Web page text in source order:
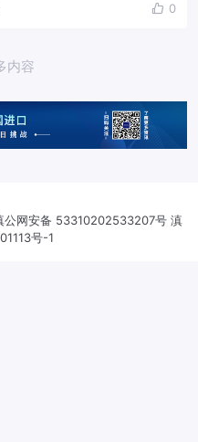
0
内容
公网安备 53310202533207号 滇
号-1